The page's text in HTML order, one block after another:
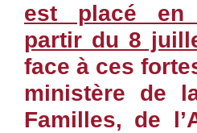
est placé en
partir du 8
face à ces
ministère de
Familles, de